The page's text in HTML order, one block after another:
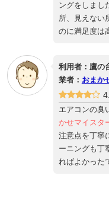
ングをしまし
所、見えない
のに満足度は
利用者：鷹の
業者： おまか
エアコンの臭
かせマイスタ
注意点を丁寧
ーニングも丁
ればよかった